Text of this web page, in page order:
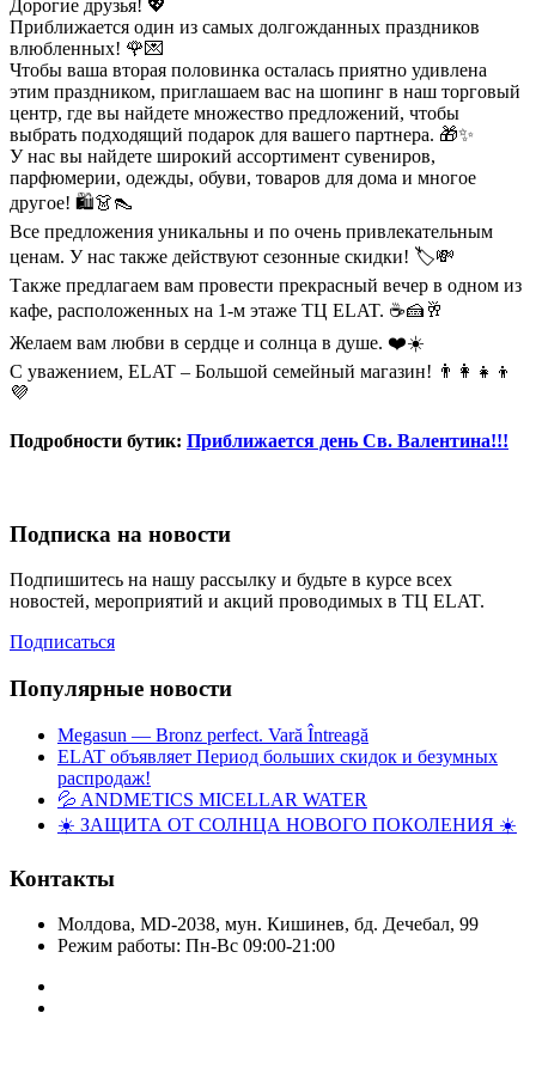
Дорогие друзья! 💖
Приближается один из самых долгожданных праздников
влюбленных! 🌹💌
Чтобы ваша вторая половинка осталась приятно удивлена
этим праздником, приглашаем вас на шопинг в наш торговый
центр, где вы найдете множество предложений, чтобы
выбрать подходящий подарок для вашего партнера. 🎁✨
У нас вы найдете широкий ассортимент сувениров,
парфюмерии, одежды, обуви, товаров для дома и многое
другое! 🛍️👗👠
Все предложения уникальны и по очень привлекательным
ценам. У нас также действуют сезонные скидки! 🏷️💸
Также предлагаем вам провести прекрасный вечер в одном из
кафе, расположенных на 1-м этаже ТЦ ELAT. ☕🍰🥂
Желаем вам любви в сердце и солнца в душе. ❤️☀️
С уважением, ELAT – Большой семейный магазин! 👨‍👩‍👧‍👦
💜
Подробности бутик: Приближается день Св. Валентина!!!
Подписка на новости
Подпишитесь на нашу рассылку и будьте в курсе всех
новостей, мероприятий и акций проводимых в ТЦ ELAT.
Подписаться
Популярные новости
Megasun — Bronz perfect. Vară Întreagă
ELAT объявляет Период больших скидок и безумных
распродаж!
💦 ANDMETICS MICELLAR WATER
☀️ ЗАЩИТА ОТ СОЛНЦА НОВОГО ПОКОЛЕНИЯ ☀️
Контакты
Молдова, MD-2038, мун. Кишинев, бд. Дечебал, 99
Режим работы: Пн-Вс 09:00-21:00